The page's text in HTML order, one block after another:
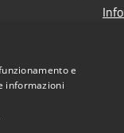
corruzione -
e
informazioni